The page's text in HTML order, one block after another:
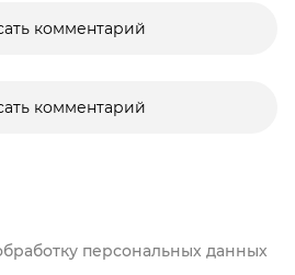
комментарий
комментарий
персональных данных